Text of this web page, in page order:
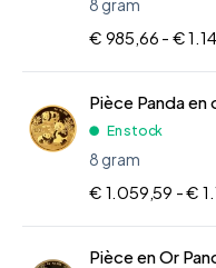
8 gram
€ 985,66 - €
Pièce Panda
En stock
8 gram
€ 1.059,59 -€
Pièce en Or